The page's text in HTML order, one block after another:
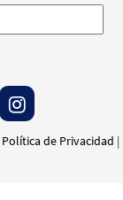
Política de Privacidad |